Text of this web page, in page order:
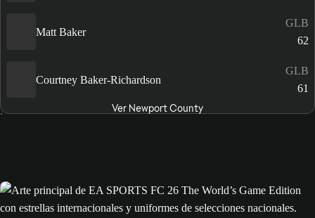
Matt Baker
GLB
62
Courtney Baker-Richardson
GLB
61
Ver Newport County